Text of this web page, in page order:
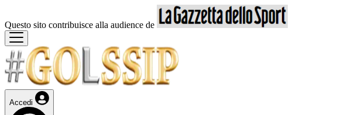
Questo sito contribuisce alla audience de
Accedi